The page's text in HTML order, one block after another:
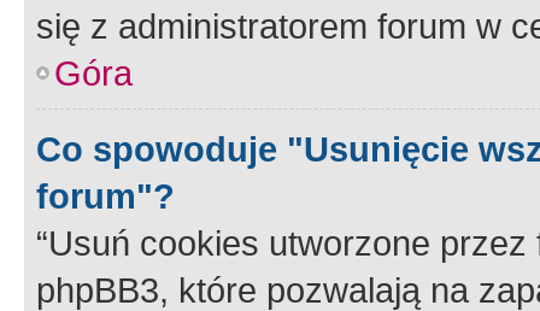
się z administratorem forum w
Góra
Co spowoduje "Usunięcie
forum"?
“Usuń cookies utworzone
phpBB3, które pozwalają na